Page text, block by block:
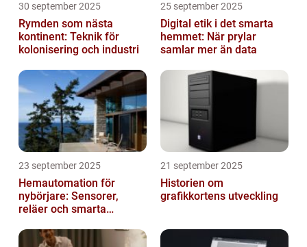
30 september 2025
Rymden som nästa
kontinent: Teknik för
kolonisering och industri
25 september 2025
Digital etik i det smarta
hemmet: När prylar
samlar mer än data
23 september 2025
Hemautomation för
nybörjare: Sensorer,
reläer och smarta
21 september 2025
Historien om
grafikkortens utveckling